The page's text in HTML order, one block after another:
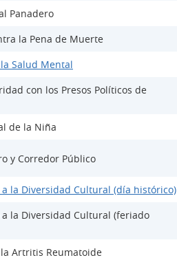
Panadero
la Pena de Muerte
Salud Mental
con los Presos Políticos de
de la Niña
y Corredor Público
a la Diversidad Cultural (día histórico)
a la Diversidad Cultural (feriado
Artritis Reumatoide